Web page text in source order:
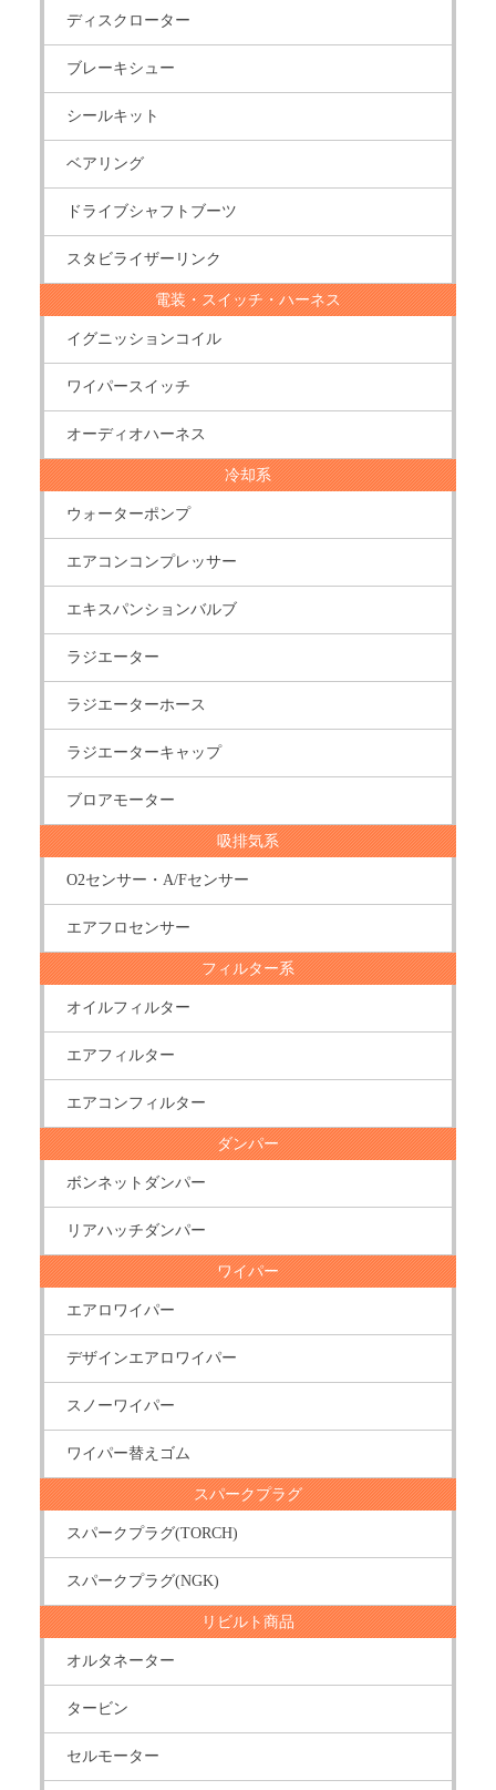
ディスクローター
ブレーキシュー
シールキット
ベアリング
ドライブシャフトブーツ
スタビライザーリンク
電装・スイッチ・ハーネス
イグニッションコイル
ワイパースイッチ
オーディオハーネス
冷却系
ウォーターポンプ
エアコンコンプレッサー
エキスパンションバルブ
ラジエーター
ラジエーターホース
ラジエーターキャップ
ブロアモーター
吸排気系
O2センサー・A/Fセンサー
エアフロセンサー
フィルター系
オイルフィルター
エアフィルター
エアコンフィルター
ダンパー
ボンネットダンパー
リアハッチダンパー
ワイパー
エアロワイパー
デザインエアロワイパー
スノーワイパー
ワイパー替えゴム
スパークプラグ
スパークプラグ(TORCH)
スパークプラグ(NGK)
リビルト商品
オルタネーター
タービン
セルモーター